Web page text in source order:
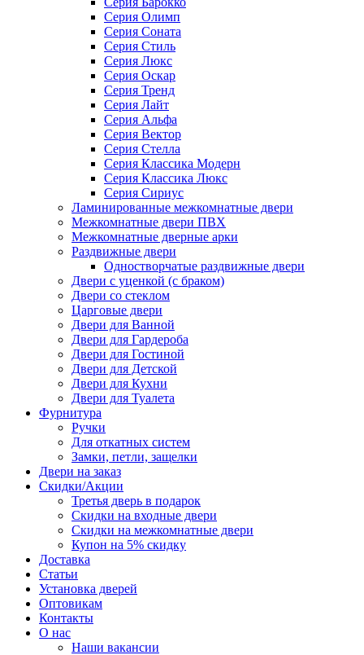
Серия Олимп
Серия Соната
Серия Стиль
Серия Люкс
Серия Оскар
Серия Тренд
Серия Лайт
Серия Альфа
Серия Вектор
Серия Стелла
Серия Классика Модерн
Серия Классика Люкс
Серия Сириус
Ламинированные межкомнатные двери
Межкомнатные двери ПВХ
Межкомнатные дверные арки
Раздвижные двери
Одностворчатые раздвижные двери
Двери с уценкой (с браком)
Двери со стеклом
Царговые двери
Двери для Ванной
Двери для Гардероба
Двери для Гостиной
Двери для Детской
Двери для Кухни
Двери для Туалета
Фурнитура
Ручки
Для откатных систем
Замки, петли, защелки
Двери на заказ
Скидки/Акции
Третья дверь в подарок
Скидки на входные двери
Скидки на межкомнатные двери
Купон на 5% скидку
Доставка
Статьи
Установка дверей
Оптовикам
Контакты
О нас
Наши вакансии